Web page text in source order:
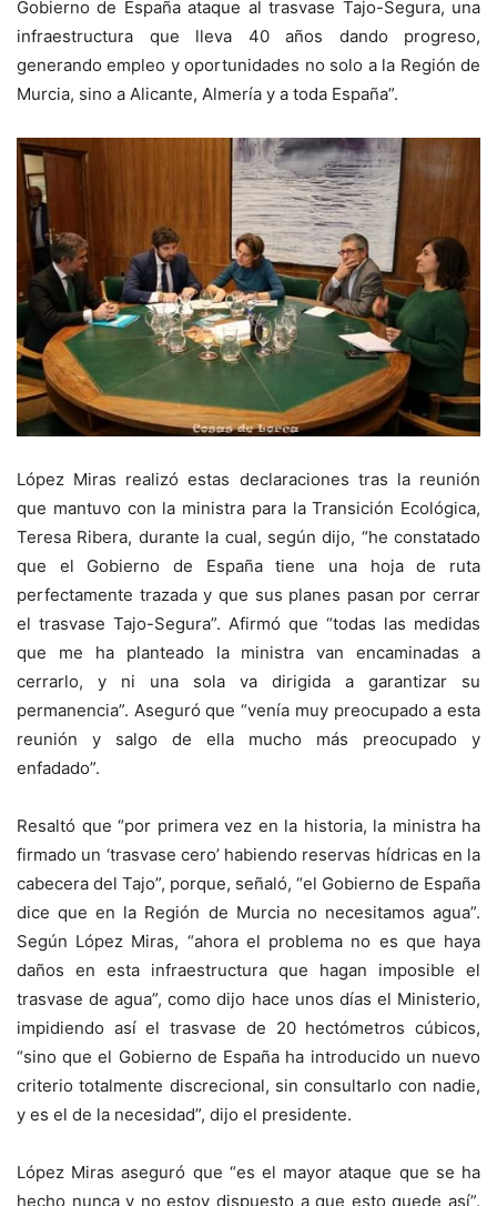
Gobierno de España ataque al trasvase Tajo-Segura, una
infraestructura que lleva 40 años dando progreso,
generando empleo y oportunidades no solo a la Región de
Murcia, sino a Alicante, Almería y a toda España”.
López Miras realizó estas declaraciones tras la reunión
que mantuvo con la ministra para la Transición Ecológica,
Teresa Ribera, durante la cual, según dijo, “he constatado
que el Gobierno de España tiene una hoja de ruta
perfectamente trazada y que sus planes pasan por cerrar
el trasvase Tajo-Segura”. Afirmó que “todas las medidas
que me ha planteado la ministra van encaminadas a
cerrarlo, y ni una sola va dirigida a garantizar su
permanencia”. Aseguró que “venía muy preocupado a esta
reunión y salgo de ella mucho más preocupado y
enfadado”.
Resaltó que “por primera vez en la historia, la ministra ha
firmado un ‘trasvase cero’ habiendo reservas hídricas en la
cabecera del Tajo”, porque, señaló, “el Gobierno de España
dice que en la Región de Murcia no necesitamos agua”.
Según López Miras, “ahora el problema no es que haya
daños en esta infraestructura que hagan imposible el
trasvase de agua”, como dijo hace unos días el Ministerio,
impidiendo así el trasvase de 20 hectómetros cúbicos,
“sino que el Gobierno de España ha introducido un nuevo
criterio totalmente discrecional, sin consultarlo con nadie,
y es el de la necesidad”, dijo el presidente.
López Miras aseguró que “es el mayor ataque que se ha
hecho nunca y no estoy dispuesto a que esto quede así”.